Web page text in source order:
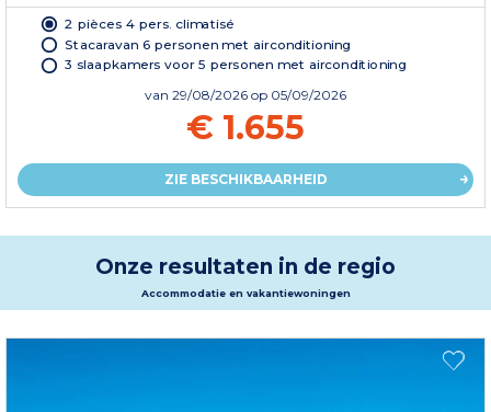
2 pièces 4 pers. climatisé
Stacaravan 6 personen met airconditioning
3 slaapkamers voor 5 personen met airconditioning
van 29/08/2026 op 05/09/2026
€ 1.655
ZIE BESCHIKBAARHEID
Onze resultaten in de regio
Accommodatie en vakantiewoningen